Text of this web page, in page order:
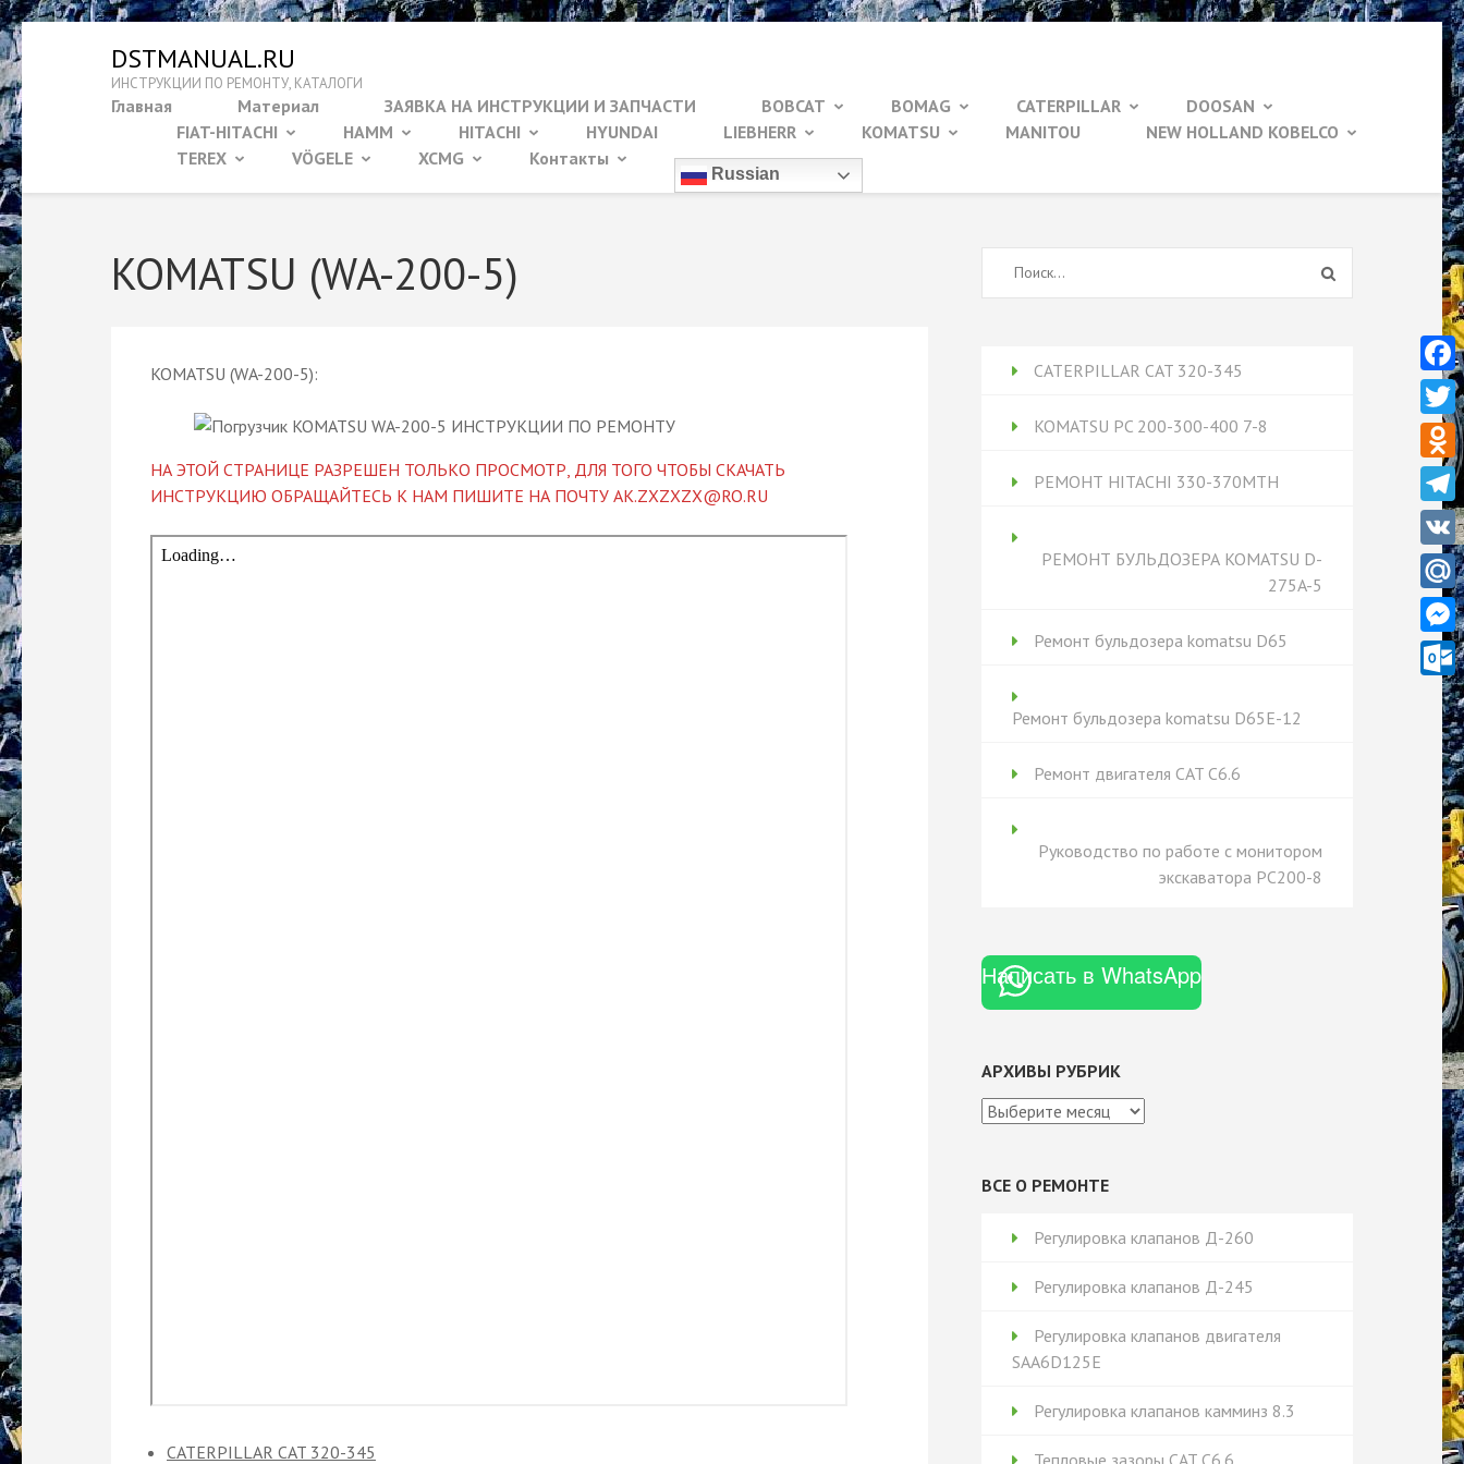
Перейти
к
содержимому
(нажмите
Enter)
DSTMANUAL.RU
ИНСТРУКЦИИ ПО РЕМОНТУ, КАТАЛОГИ
Главная Материал ЗАЯВКА НА ИНСТРУКЦИИ И ЗАПЧАСТИ BOBCAT BOMAG CATERPILLAR
DOOSAN
FIAT-HITACHI
HAMM HITACHI HYUNDAI LIEBHERR KOMATSU MANITOU
NEW HOLLAND KOBELCO
TEREX
VÖGELE XCMG Контакты
Russian
KOMATSU (WA-200-5)
KOMATSU (WA-200-5):
НА ЭТОЙ СТРАНИЦЕ РАЗРЕШЕН ТОЛЬКО ПРОСМОТР, ДЛЯ ТОГО ЧТОБЫ СКАЧАТЬ
ИНСТРУКЦИЮ ОБРАЩАЙТЕСЬ К НАМ ПИШИТЕ НА ПОЧТУ AK.ZXZXZX@RO.RU
CATERPILLAR CAT 320-345
Найти:
CATERPILLAR CAT 320-345
KOMATSU PC 200-300-400 7-8
РЕМОНТ HITACHI 330-370MTH
РЕМОНТ БУЛЬДОЗЕРА KOMATSU D-
275A-5
Ремонт бульдозера komatsu D65
Ремонт бульдозера komatsu D65Е-12
Ремонт двигателя CAT C6.6
Руководство по работе с монитором
экскаватора PC200-8
Написать в WhatsApp
АРХИВЫ РУБРИК
Архивы
ВСЕ О РЕМОНТЕ
Регулировка клапанов Д-260
Регулировка клапанов Д-245
Регулировка клапанов двигателя
SAA6D125E
Регулировка клапанов камминз 8.3
Тепловые зазоры CAT C6.6
VK